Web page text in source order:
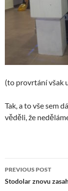
(to provrtání však
Tak, a to vše sem
věděli, že
Post
navigation
PREVIOUS POST
Stodolar znovu